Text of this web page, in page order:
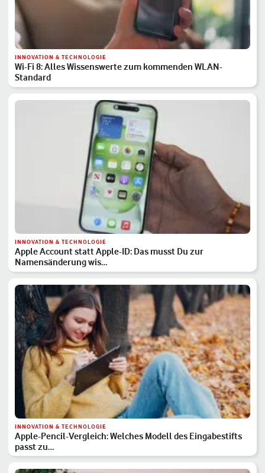
INNOVATION & TECHNOLOGIE
Wi-Fi 8: Alles Wissenswerte zum kommenden WLAN-
Standard
INNOVATION & TECHNOLOGIE
Apple Account statt Apple-ID: Das musst Du zur
Namensänderung wis…
INNOVATION & TECHNOLOGIE
Apple-Pencil-Vergleich: Welches Modell des Eingabestifts
passt zu…